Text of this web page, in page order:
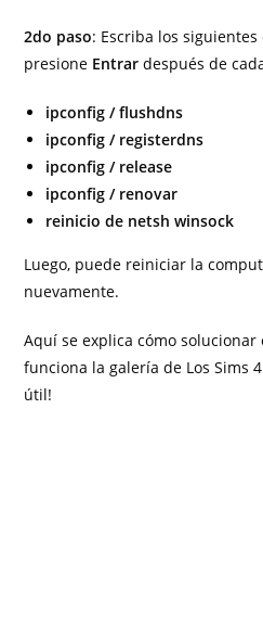
2do paso: Escriba los
presione Entrar después de
ipconfig / flushdns
ipconfig / registerdns
ipconfig / release
ipconfig / renovar
reinicio de netsh winsock
Luego, puede reiniciar la
nuevamente.
Aquí se explica cómo
funciona la galería de Los Sims
útil!